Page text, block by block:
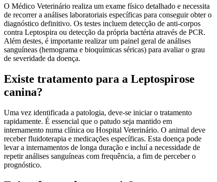
O Médico Veterinário realiza um exame físico detalhado e necessita
de recorrer a análises laboratoriais específicas para conseguir obter o
diagnóstico definitivo. Os testes incluem detecção de anti-corpos
contra Leptospira ou detecção da própria bactéria através de PCR.
Além destes, é importante realizar um painel geral de análises
sanguíneas (hemograma e bioquímicas séricas) para avaliar o grau
de severidade da doença.
Existe tratamento para a Leptospirose
canina?
Uma vez identificada a patologia, deve-se iniciar o tratamento
rapidamente. É essencial que o patudo seja mantido em
internamento numa clínica ou Hospital Veterinário. O animal deve
receber fluidoterapia e medicações específicas. Esta doença pode
levar a internamentos de longa duração e incluí a necessidade de
repetir análises sanguíneas com frequência, a fim de perceber o
prognóstico.